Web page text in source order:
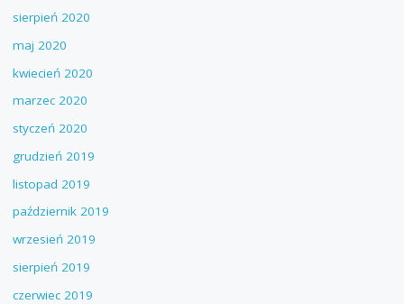
sierpień 2020
maj 2020
kwiecień 2020
marzec 2020
styczeń 2020
grudzień 2019
listopad 2019
październik 2019
wrzesień 2019
sierpień 2019
czerwiec 2019